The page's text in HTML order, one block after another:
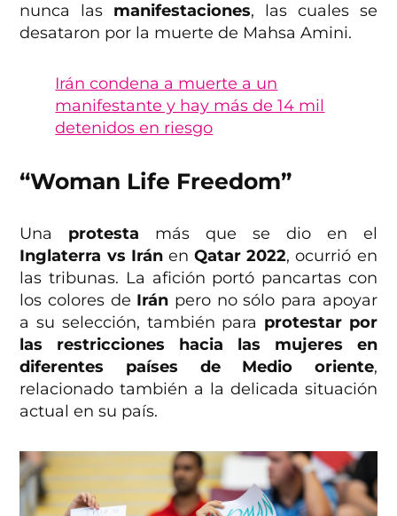
nunca las manifestaciones, las cuales se
desataron por la muerte de Mahsa Amini.
Irán condena a muerte a un
manifestante y hay más de 14 mil
detenidos en riesgo
“Woman Life Freedom”
Una protesta más que se dio en el
Inglaterra vs IránenQatar 2022, ocurrió en
las tribunas. La afición portó pancartas con
los colores de Irán pero no sólo para apoyar
a su selección, también para protestar por
las restricciones hacia las mujeres en
diferentes países de Medio oriente,
relacionado también a la delicada situación
actual en su país.